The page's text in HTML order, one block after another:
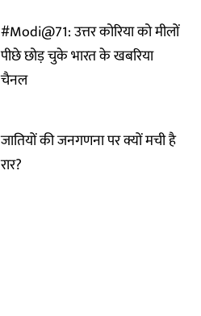
#Modi@71: उत्तर कोरिया को मीलों
पीछे छोड़ चुके भारत के खबरिया
चैनल
जातियों की जनगणना पर क्यों मची है
रार?